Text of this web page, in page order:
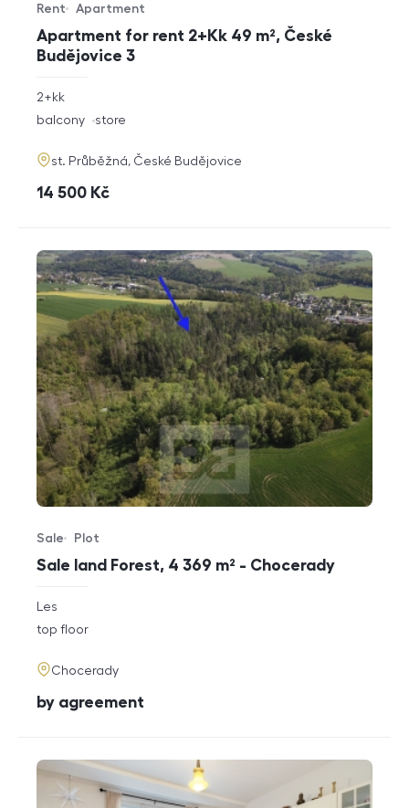
Apartment for rent 2+Kk 49 m², České
Budějovice 3
Offer type
Rent
Property type
Apartment
rozměry
disposition
2+kk
funkce
balcony store
adresa
st. Průběžná, České Budějovice
cena
14 500 Kč
Sale land Forest, 4 369 m² - Chocerady
Offer type
Sale
Property type
Plot
rozměry
disposition
Les
funkce
top floor
adresa
Chocerady
cena
by agreement